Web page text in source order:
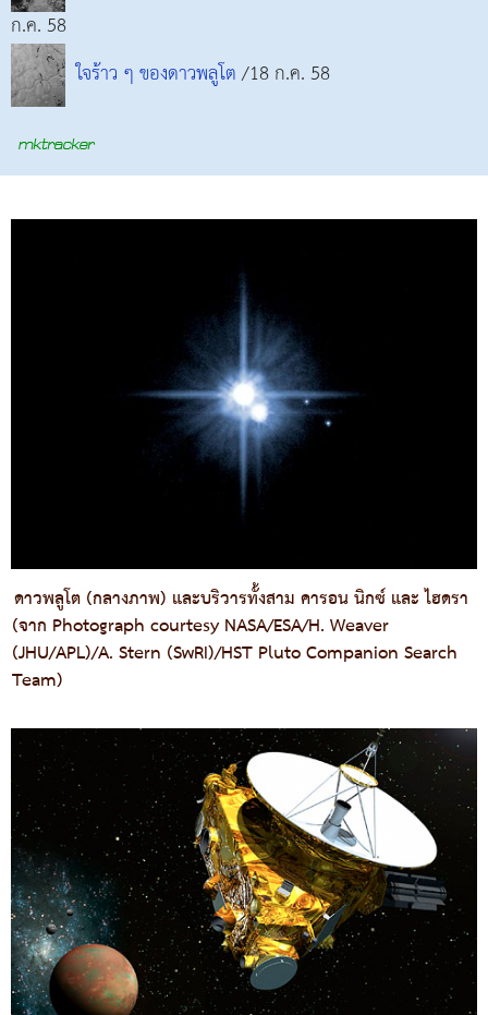
ก.ค. 58
ใจร้าว ๆ ของดาวพลูโต/18 ก.ค. 58
ดาวพลูโต (กลางภาพ) และบริวารทั้งสาม คารอน นิกซ์ และ ไฮดรา
(จาก Photograph courtesy NASA/ESA/H. Weaver
(JHU/APL)/A. Stern (SwRI)/HST Pluto Companion Search
Team)